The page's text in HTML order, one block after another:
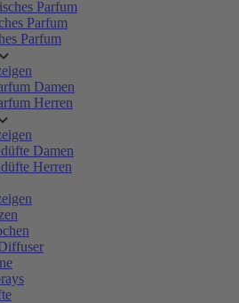
Parfum
Parfum
Parfum
Damen
Herren
Damen
Herren